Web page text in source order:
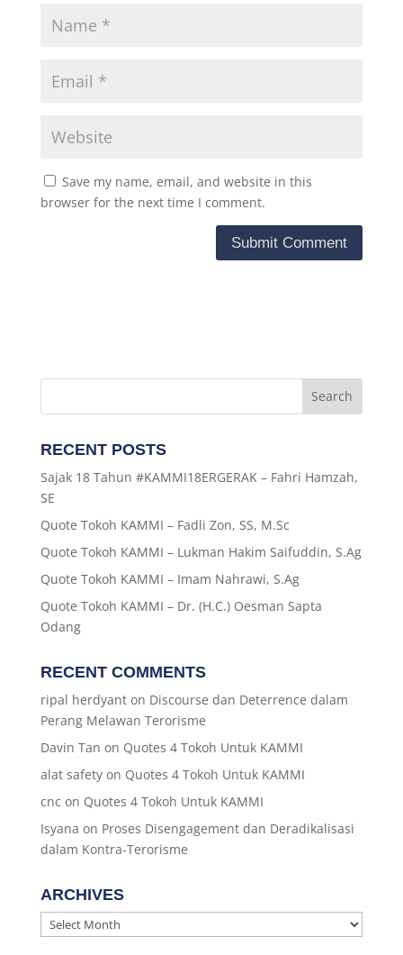
Save my name, email, and website in this
browser for the next time I comment.
RECENT POSTS
Sajak 18 Tahun #KAMMI18ERGERAK – Fahri Hamzah,
SE
Quote Tokoh KAMMI – Fadli Zon, SS, M.Sc
Quote Tokoh KAMMI – Lukman Hakim Saifuddin, S.Ag
Quote Tokoh KAMMI – Imam Nahrawi, S.Ag
Quote Tokoh KAMMI – Dr. (H.C.) Oesman Sapta
Odang
RECENT COMMENTS
ripal herdyanton Discourse dan Deterrence dalam
Perang Melawan Terorisme
Davin Tan on Quotes 4 Tokoh Untuk KAMMI
alat safetyon Quotes 4 Tokoh Untuk KAMMI
cnc on Quotes 4 Tokoh Untuk KAMMI
Isyana on Proses Disengagement dan Deradikalisasi
dalam Kontra-Terorisme
ARCHIVES
Archives